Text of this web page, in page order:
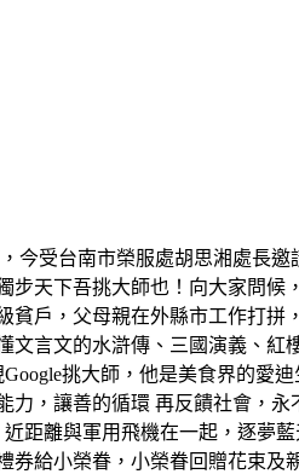
今受台南市榮服處胡思湘處長
天下吾挑大師也！向大家問候
戶，父母親在外縣市工作打拼
言文的水滸傳、三國演義、紅
挑大師，他是美食界的愛
，讓善的循環 再反饋社會，永
距離與軍用飛機在一起，逐夢
給小榮眷，小榮眷回贈花束及